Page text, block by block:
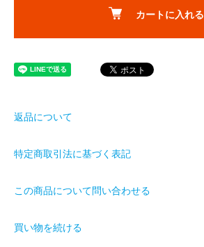
カートに入れる
返品について
特定商取引法に基づく表記
この商品について問い合わせる
買い物を続ける